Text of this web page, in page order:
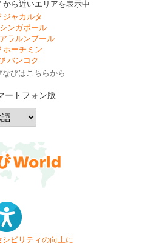
ら近いエリアを表示中
ジャカルタ
ンガポール
ラルンプール
ホーチミン
バンコク
びはこちらから
ートフォン版
ビリティの向上に